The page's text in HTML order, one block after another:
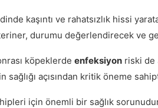
kaşıntı ve rahatsızlık hissi
durumu değerlendirecek ve
köpeklerde enfeksiyon riski de
sağlığı açısından kritik öneme
için önemli bir sağlık